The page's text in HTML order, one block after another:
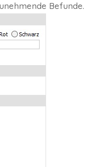
Befunde.